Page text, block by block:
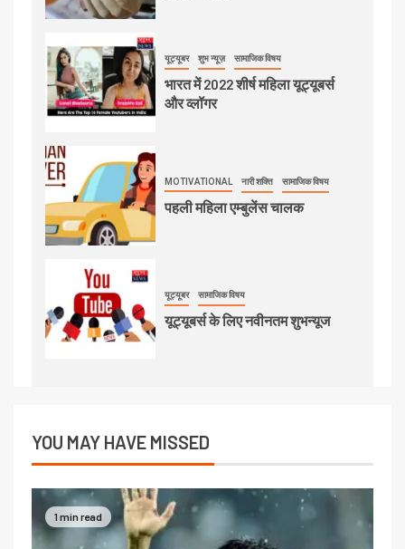
यूट्यूबर शुभ न्यूज़ सामाजिक विषय
भारत में 2022 शीर्ष महिला यूट्यूबर्स
और व्लॉगर
MOTIVATIONAL नारी शक्ति सामाजिक विषय
पहली महिला एम्बुलेंस चालक
यूट्यूबर सामाजिक विषय
यूट्यूबर्स के लिए नवीनतम शुभन्यूज
YOU MAY HAVE MISSED
1 min read